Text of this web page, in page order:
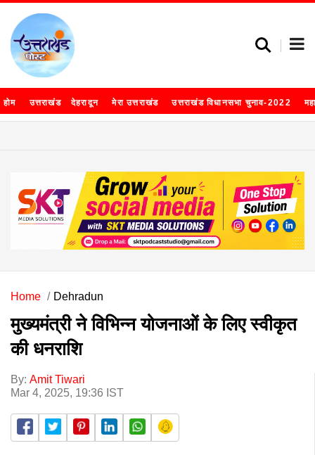
होम उत्तराखंड देहरादून मेरा उत्तराखंड उत्तराखंड विधानसभा चुनाव-2022
Home Dehradun
मुख्यमंत्री ने विभिन्न योजनाओं के लिए स्वीकृत
की धनराशि
By: Amit Tiwari
Mar 4, 2025, 19:36 IST